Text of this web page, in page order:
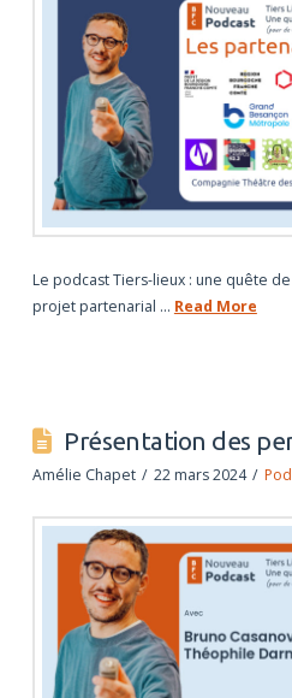
Le podcast Tiers-lieux : une quête
projet partenarial … Read More
Présentation des
Amélie Chapet 22 mars 2024